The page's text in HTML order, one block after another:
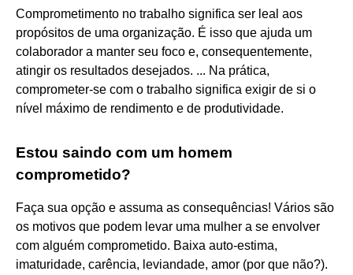
Comprometimento no trabalho significa ser leal aos
propósitos de uma organização. É isso que ajuda um
colaborador a manter seu foco e, consequentemente,
atingir os resultados desejados. ... Na prática,
comprometer-se com o trabalho significa exigir de si o
nível máximo de rendimento e de produtividade.
Estou saindo com um homem
comprometido?
Faça sua opção e assuma as consequências! Vários são
os motivos que podem levar uma mulher a se envolver
com alguém comprometido. Baixa auto-estima,
imaturidade, carência, leviandade, amor (por que não?).